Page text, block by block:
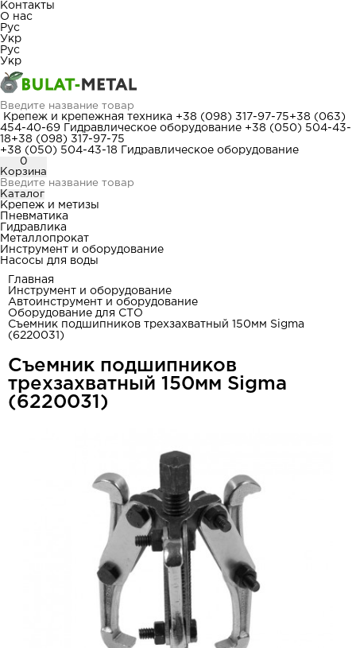
Контакты
О нас
Рус
Укр
Рус
Укр
Крепеж и крепежная техника +38 (098) 317-97-75+38 (063)
454-40-69
Гидравлическое оборудование +38 (050) 504-43-
18+38 (098) 317-97-75
+38 (050) 504-43-18
Гидравлическое оборудование
0
Корзина
Каталог
Крепеж и метизы
Пневматика
Гидравлика
Металлопрокат
Инструмент и оборудование
Насосы для воды
Главная
Инструмент и оборудование
Автоинструмент и оборудование
Оборудование для СТО
Съемник подшипников трехзахватный 150мм Sigma
(6220031)
Съемник подшипников
трехзахватный 150мм Sigma
(6220031)